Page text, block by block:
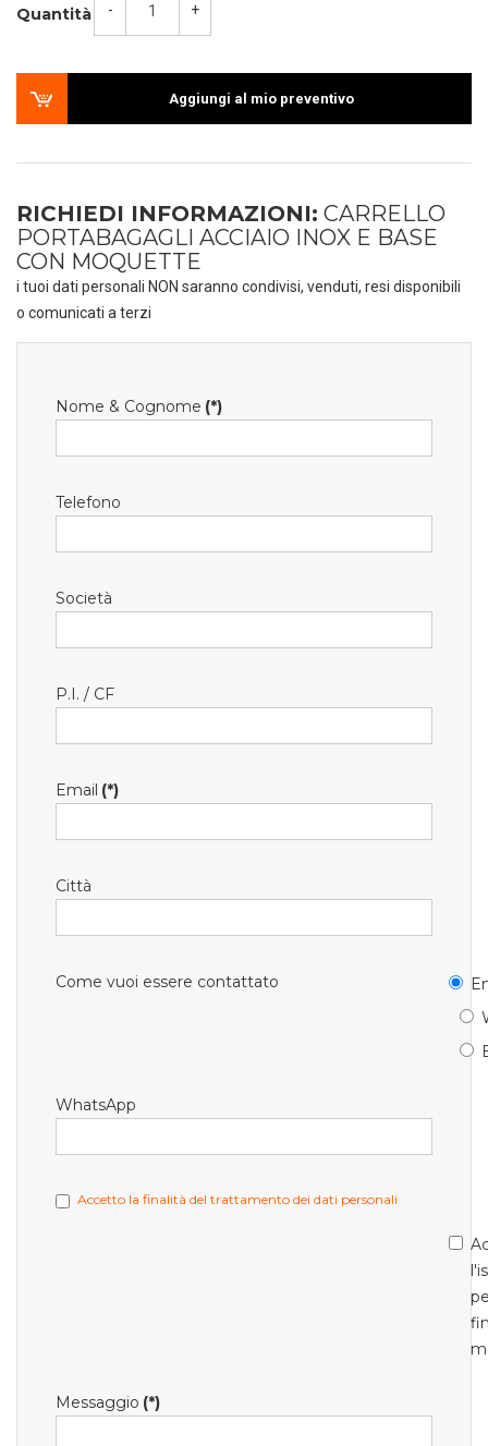
Quantità - +
Aggiungi al mio preventivo
RICHIEDI INFORMAZIONI: CARRELLO
PORTABAGAGLI ACCIAIO INOX E BASE
CON MOQUETTE
i tuoi dati personali NON saranno condivisi, venduti, resi disponibili
o comunicati a terzi
Nome & Cognome (*)
Telefono
Società
P.I. / CF
Email (*)
Città
Come vuoi essere contattato
WhatsApp
Accetto la finalità del trattamento dei dati personali
Messaggio (*)